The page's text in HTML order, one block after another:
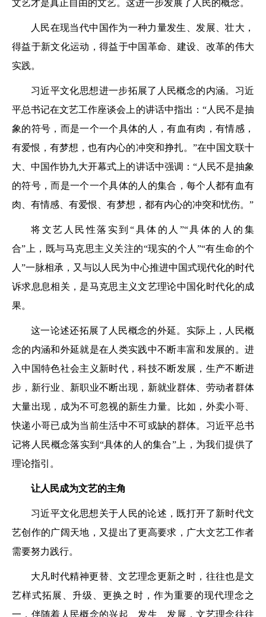
文艺才是真正自由的文艺。这进一步发展了人民的概念。
人民在现当代中国作为一种力量发生、发展、壮大，
得益于新文化运动，得益于中国革命、建设、改革的伟大
实践。
习近平文化思想进一步拓展了人民概念的内涵。习近
平总书记在文艺工作座谈会上的讲话中指出：“人民不是抽
象的符号，而是一个一个具体的人，有血有肉，有情感，
有爱恨，有梦想，也有内心的冲突和挣扎。”在中国文联十
大、中国作协九大开幕式上的讲话中强调：“人民不是抽象
的符号，而是一个一个具体的人的集合，每个人都有血有
肉、有情感、有爱恨、有梦想，都有内心的冲突和忧伤。”
将文艺人民性落实到“具体的人”“具体的人的集
合”上，既与马克思主义关注的“现实的个人”“有生命的个
人”一脉相承，又与以人民为中心推进中国式现代化的时代
诉求息息相关，是马克思主义文艺理论中国化时代化的成
果。
这一论述还拓展了人民概念的外延。实际上，人民概
念的内涵和外延就是在人类实践中不断丰富和发展的。进
入中国特色社会主义新时代，科技不断发展，生产不断进
步，新行业、新职业不断出现，新就业群体、劳动者群体
大量出现，成为不可忽视的新生力量。比如，外卖小哥、
快递小哥已成为当前生活中不可或缺的群体。习近平总书
记将人民概念落实到“具体的人的集合”上，为我们提供了
理论指引。
让人民成为文艺的主角
习近平文化思想关于人民的论述，既打开了新时代文
艺创作的广阔天地，又提出了更高要求，广大文艺工作者
需要努力践行。
大凡时代精神更替、文艺理念更新之时，往往也是文
艺样式拓展、升级、更换之时，作为重要的现代理念之
一，伴随着人民概念的兴起、发生、发展，文艺理念往往